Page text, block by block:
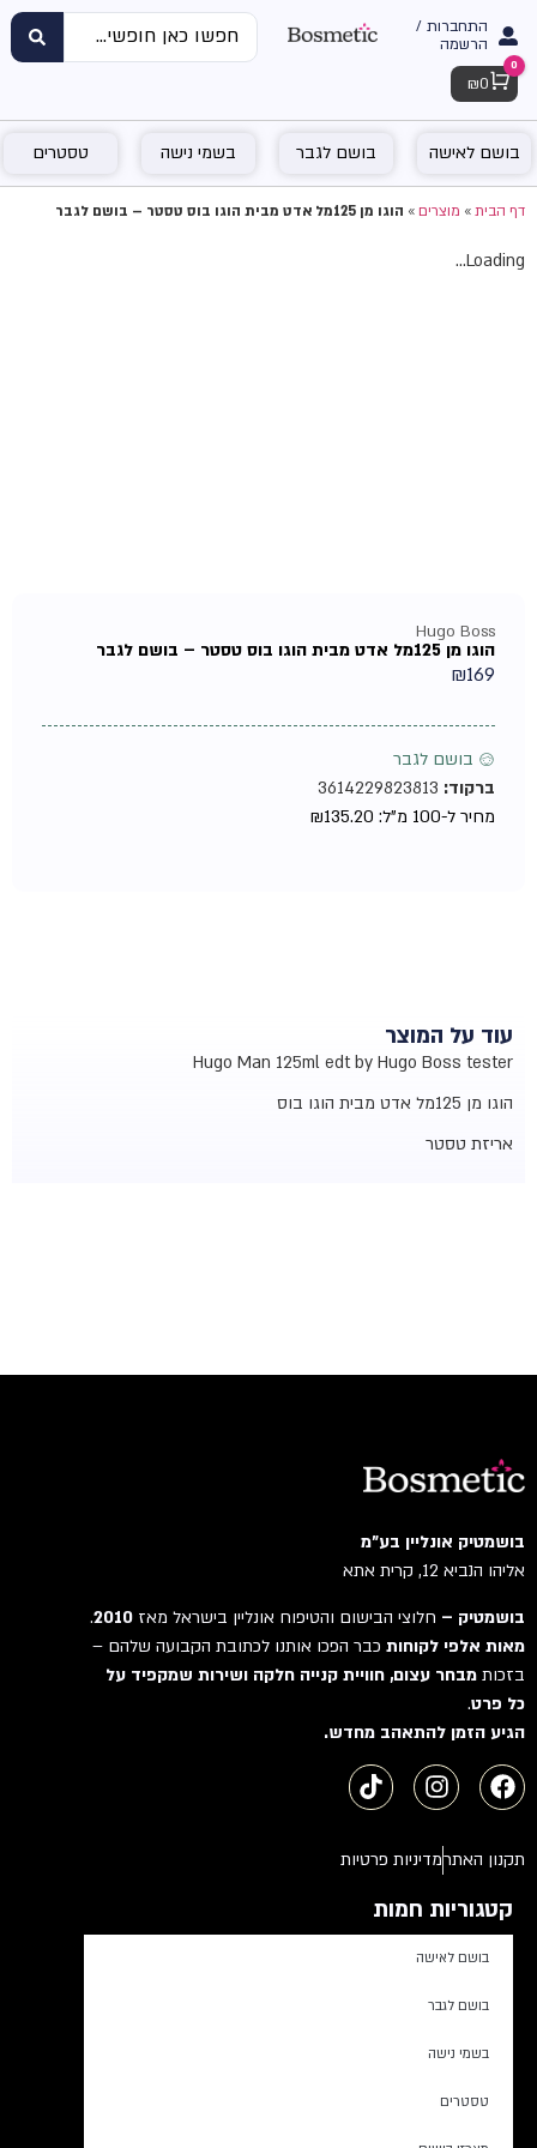
התחברות /
הרשמה
Cart
0
₪ 0
בושם לאישה בושם לגבר בשמי נישה טסטרים
דף הבית»מוצרים»הוגו מן 125מל אדט מבית הוגו בוס טסטר – בושם לגבר
Loading...
Hugo Boss
הוגו מן 125מל אדט מבית הוגו בוס טסטר – בושם לגבר
₪169
♂ בושם לגבר
ברקוד:3614229823813
מחיר ל-100 מ"ל:
₪135.20
עוד על המוצר
Hugo Man 125ml edt by Hugo Boss tester
הוגו מן 125מל אדט מבית הוגו בוס
אריזת טסטר
בושמטיק אונליין בע"מ
אליהו הנביא 12, קרית אתא
בושמטיק –חלוצי הבישום והטיפוח אונליין בישראל מאז2010
.
מאות אלפי לקוחותכבר הפכו אותנו לכתובת הקבועה שלהם –
בזכותמבחר עצום, חוויית קנייה חלקה ושירות שמקפיד על
כל פרט.
הגיע הזמן להתאהב מחדש.
תקנון האתרמדיניות פרטיות
קטגוריות חמות
בושם לאישה
בושם לגבר
בשמי נישה
טסטרים